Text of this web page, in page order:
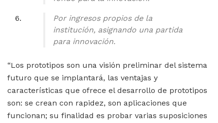
Por ingresos propios de la
institución, asignando una partida
para innovación.
“Los prototipos son una visión preliminar del sistema
futuro que se implantará, las ventajas y
características que ofrece el desarrollo de prototipos
son: se crean con rapidez, son aplicaciones que
funcionan; su finalidad es probar varias suposiciones